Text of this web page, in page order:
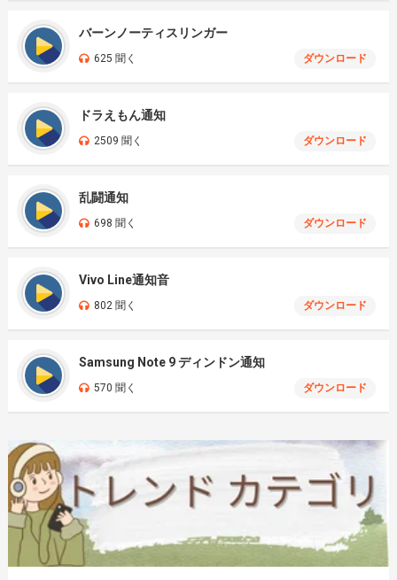
バーンノーティスリンガー
625 聞く ダウンロード
ドラえもん通知
2509 聞く ダウンロード
乱闘通知
698 聞く ダウンロード
Vivo Line通知音
802 聞く ダウンロード
Samsung Note 9 ディンドン通知
570 聞く ダウンロード